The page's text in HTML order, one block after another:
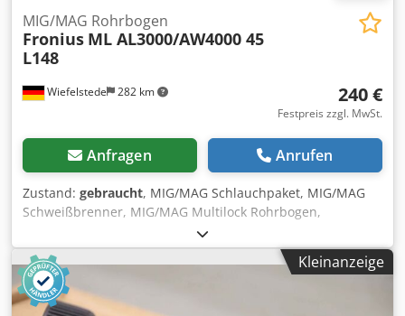
Wiefelstede 282 km
MIG/MAG Rohrbogen
Fronius ML AL3000/AW4000 45
L148
240 €
Festpreis zzgl. MwSt.
Anfragen Anrufen
Zustand: gebraucht, MIG/MAG Schlauchpaket, MIG/MAG
Schweißbrenner, MIG/MAG Multilock Rohrbogen,
Brennerkörper -Hersteller: Fronius, MIG/MAG Multilock
Rohrbogen Ovp -Typ: ML AL3000/AW4000 45 L148 -Anzahl:
2x Brennerkörper vorhanden -Preis: pro Stück -Abmessung
Karton: 325/125/H75 mm Dkodpfeii Sffjx Alder -Gewicht: 0,4
kg/St.
Kleinanzeige